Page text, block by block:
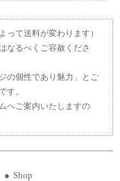
て送料が変わります）
なるべくご容赦くださ
の個性であり魅力」とご
す。
へご案内いたしますの
Shop